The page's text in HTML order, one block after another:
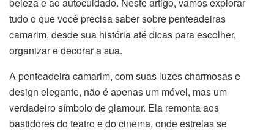
tudo o que você precisa saber sobre penteadeiras
camarim, desde sua história até dicas para escolher,
organizar e decorar a sua.
A penteadeira camarim, com suas luzes charmosas e
design elegante, não é apenas um móvel, mas um
verdadeiro símbolo de glamour. Ela remonta aos
bastidores do teatro e do cinema, onde estrelas se